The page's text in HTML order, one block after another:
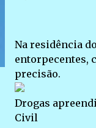
Na residência
entorpecentes,
precisão.
Drogas
Civil